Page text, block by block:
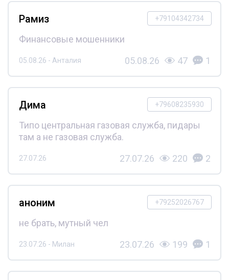
+79104342734
Рамиз
Финансовые мошенники
05.08.26 - Анталия 05.08.26 47 1
+79608235930
Дима
Типо центральная газовая служба, пидары
там а не газовая служба.
27.07.26 27.07.26 220 2
+79252026767
аноним
не брать, мутный чел
23.07.26 - Милан 23.07.26 199 1